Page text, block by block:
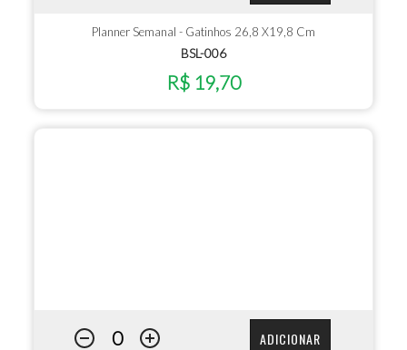
Planner Semanal - Gatinhos 26,8 X19,8 Cm
BSL-006
R$ 19,70
ADICIONAR